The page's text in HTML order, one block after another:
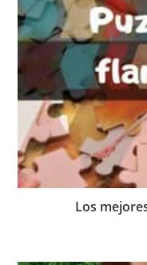
Los